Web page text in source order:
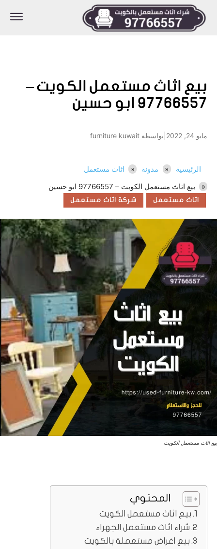
بيع اثاث مستعمل الكويت –
97766557 ابو حسين
مايو 24, 2022 بواسطة furniture kuwait
الرئيسية مدونة
اثاث مستعمل
بيع اثاث مستعمل الكويت – 97766557 ابو حسين
اثاث مستعمل شركة اثاث مستعمل
بيع اثاث مستعمل الكويت
المحتوي
بيع اثاث مستعمل الكويت
شراء اثاث مستعمل الجهراء
بيع اغراض مستعملة بالكويت